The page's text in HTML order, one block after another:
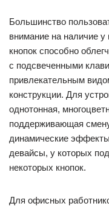
Большинство
внимание на наличие
кнопок способно
с подсвеченными
привлекательным
конструкции. Для
однотонная,
поддерживающая
динамические
девайсы, у которых
некоторых кнопок.
Для офисных